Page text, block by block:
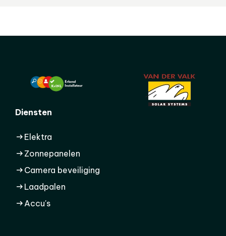
Diensten
Elektra
Zonnepanelen
Camera beveiliging
Laadpalen
Accu's